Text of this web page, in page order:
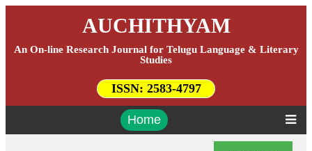
AUCHITHYAM
An On-line Research Journal for Telugu Language & Literary
Studies
ISSN: 2583-4797
Home